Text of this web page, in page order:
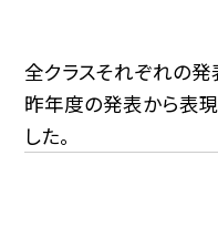
全クラスそれぞれの発
昨年度の発表から表
した。